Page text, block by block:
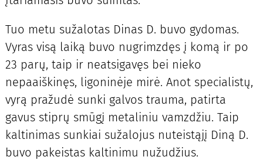
Tuo metu sužalotas Dinas D. buvo gydomas.
Vyras visą laiką buvo nugrimzdęs į komą ir po
23 parų, taip ir neatsigavęs bei nieko
nepaaiškinęs, ligoninėje mirė. Anot specialistų,
vyrą pražudė sunki galvos trauma, patirta
gavus stiprų smūgį metaliniu vamzdžiu. Taip
kaltinimas sunkiai sužalojus nuteistąjį Diną D.
buvo pakeistas kaltinimu nužudžius.